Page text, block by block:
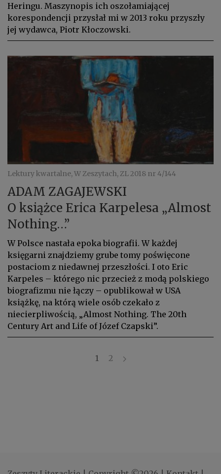
Heringu. Maszynopis ich oszołamiającej
korespondencji przysłał mi w 2013 roku przyszły
jej wydawca, Piotr Kłoczowski.
Lektury kwartalne, W Zeszytach, ZL 2018 nr 4/144
ADAM ZAGAJEWSKI
O książce Erica Karpelesa „Almost
Nothing…”
W Polsce nastała epoka biografii. W każdej
księgarni znajdziemy grube tomy poświęcone
postaciom z niedawnej przeszłości. I oto Eric
Karpeles – którego nic przecież z modą polskiego
biografizmu nie łączy – opublikował w USA
książkę, na którą wiele osób czekało z
niecierpliwością, „Almost Nothing. The 20th
Century Art and Life of Józef Czapski”.
1 2